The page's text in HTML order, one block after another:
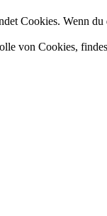
Cookies. Wenn
von Cookies,